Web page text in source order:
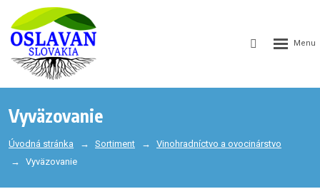
Vyväzovanie
Úvodná stránka Sortiment
Vinohradníctvo a ovocinárstvo
Vyväzovanie